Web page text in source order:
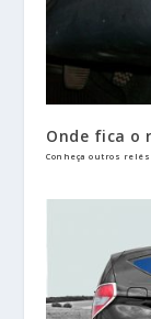
Onde fica o
Conheça outros